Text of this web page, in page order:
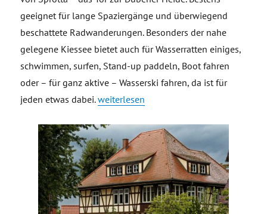
geeignet für lange Spaziergänge und überwiegend
beschattete Radwanderungen. Besonders der nahe
gelegene Kiessee bietet auch für Wasserratten einiges,
schwimmen, surfen, Stand-up paddeln, Boot fahren
oder – für ganz aktive – Wasserski fahren, da ist für
jeden etwas dabei.„Ferienwohnung Familie Farr-Ittner in
weiterlesen